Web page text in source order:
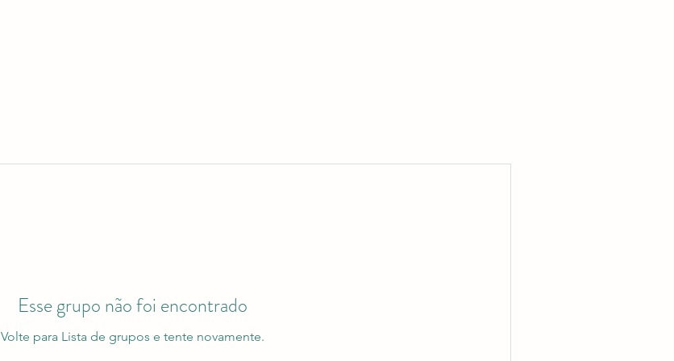
Esse grupo não foi encontrado
Volte para Lista de grupos e tente novamente.